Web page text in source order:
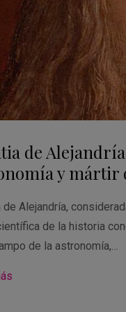
de
y mártir
de Alejandría,
de la historia
de la astronomía,…